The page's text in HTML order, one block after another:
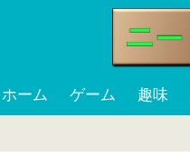
ホーム ゲーム 趣味